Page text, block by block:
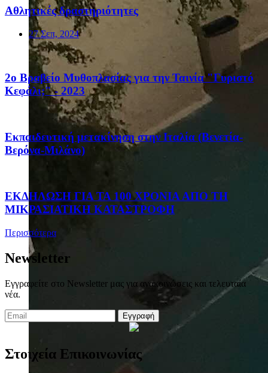
Αθλητικές δραστηριότητες
27 Σεπ, 2024
2ο Βραβείο Μυθοπλασίας για την Ταινία "Γυριστό
Κεφάλι;" - 2023
Eκπαιδευτική μετακίνηση στην Ιταλία (Βενετία-
Βερόνα-Μιλάνο)
ΕΚΔΗΛΩΣΗ ΓΙΑ ΤΑ 100 ΧΡΟΝΙΑ ΑΠΟ ΤΗ
ΜΙΚΡΑΣΙΑΤΙΚΗ ΚΑΤΑΣΤΡΟΦΗ
Περισσότερα
Newsletter
Εγγραφείτε στο Newsletter μας για ανακοινώσεις και τελευταία
νέα.
Εγγραφή
Στοιχεία Επικοινωνίας